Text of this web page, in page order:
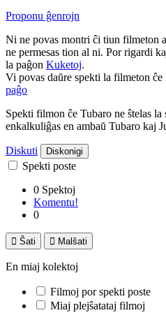
Proponu ĝenrojn
Ni ne povas montri ĉi tiun filmeton
ne permesas tion al ni. Por rigardi
la paĝon Kuketoj.
Vi povas daŭre spekti la filmeton
paĝo
Spekti filmon ĉe Tubaro ne ŝtelas
enkalkuliĝas en ambaŭ Tubaro kaj
Diskuti Diskonigi
Spekti poste
0 Spektoj
Komentu!
0
 Ŝati  Malŝati
En miaj kolektoj
Filmoj por spekti poste
Miaj plejŝatataj filmoj